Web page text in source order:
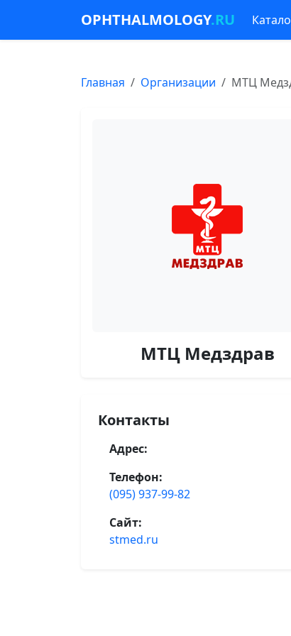
OPHTHALMOLOGY.RU
Главная Организации МТЦ
МТЦ Медздрав
Контакты
Адрес:
Телефон:
(095) 937-99-82
Сайт:
stmed.ru